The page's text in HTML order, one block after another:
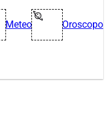
Meteo Oroscopo